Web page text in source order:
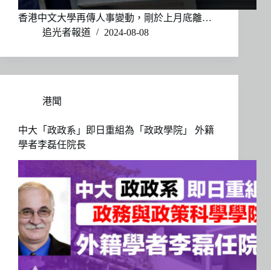
香港中文大學再傳人事變動，剛於上月底離…
追光者報道
2024-08-08
港聞
中大「政政系」即日重組為「政政學院」 外籍
學者李磊任院長